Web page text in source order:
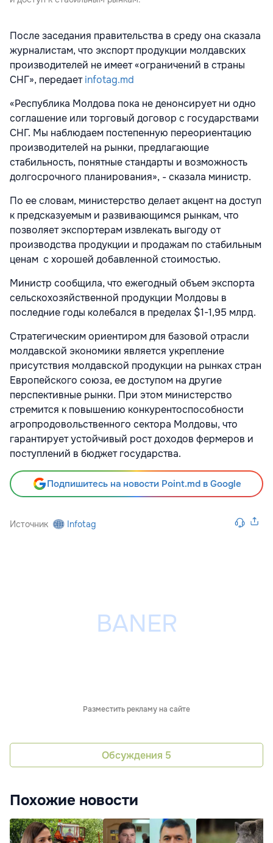
После заседания правительства в среду она сказала
журналистам, что экспорт продукции молдавских
производителей не имеет «ограничений в страны
СНГ», передаетinfotag.md
«Республика Молдова пока не денонсирует ни одно
соглашение или торговый договор с государствами
СНГ. Мы наблюдаем постепенную переориентацию
производителей на рынки, предлагающие
стабильность, понятные стандарты и возможность
долгосрочного планирования», - сказала министр.
По ее словам, министерство делает акцент на доступ
к предсказуемым и развивающимся рынкам, что
позволяет экспортерам извлекать выгоду от
производства продукции и продажам по стабильным
ценам с хорошей добавленной стоимостью.
Министр сообщила, что ежегодный объем экспорта
сельскохозяйственной продукции Молдовы в
последние годы колебался в пределах $1-1,95 млрд.
Стратегическим ориентиром для базовой отрасли
молдавской экономики является укрепление
присутствия молдавской продукции на рынках стран
Европейского союза, ее доступом на другие
перспективные рынки. При этом министерство
стремится к повышению конкурентоспособности
агропродовольственного сектора Молдовы, что
гарантирует устойчивый рост доходов фермеров и
поступлений в бюджет государства.
Подпишитесь на новости Point.md в Google
Источник Infotag
Разместить рекламу на сайте
Обсуждения 5
Похожие новости